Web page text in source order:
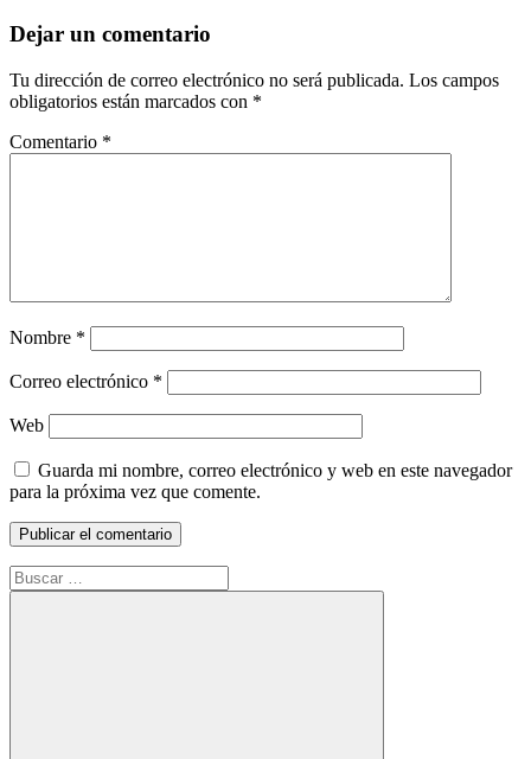
Dejar un comentario
Tu dirección de correo electrónico no será publicada. Los campos
obligatorios están marcados con *
Comentario *
Nombre *
Correo electrónico *
Web
Guarda mi nombre, correo electrónico y web en este navegador
para la próxima vez que comente.
Buscar: